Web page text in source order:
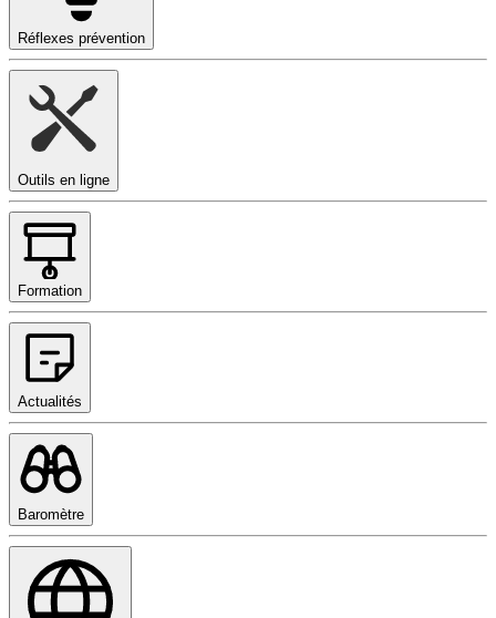
Réflexes prévention
Outils en ligne
Formation
Actualités
Baromètre